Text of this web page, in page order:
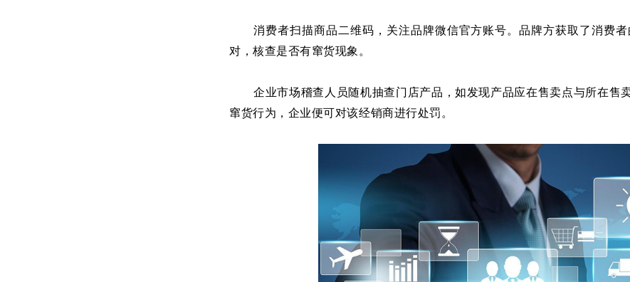
消费者扫描商品二维码，关注品牌微信官方账号。品牌方获取了消费
对，核查是否有窜货现象。
企业市场稽查人员随机抽查门店产品，如发现产品应在售卖点与所在售
窜货行为，企业便可对该经销商进行处罚。